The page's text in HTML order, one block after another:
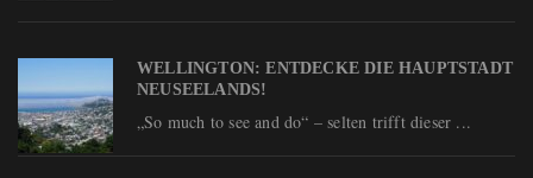
WELLINGTON: ENTDECKE DIE HAUPTSTADT
NEUSEELANDS!
„So much to see and do“ – selten trifft dieser ...